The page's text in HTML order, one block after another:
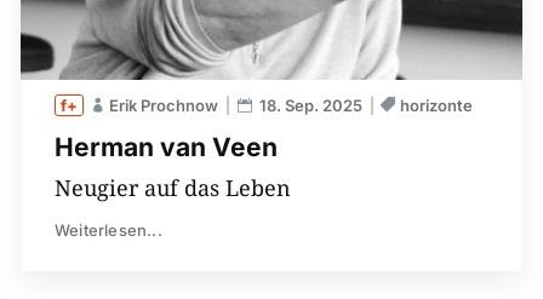
Herman van Veen
Erik Prochnow 18. Sep. 2025 horizonte
Neugier auf das Leben
Weiterlesen...